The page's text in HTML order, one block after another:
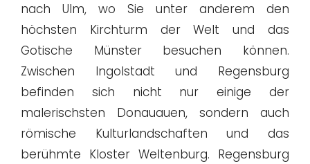
nach Ulm, wo Sie unter anderem den
höchsten Kirchturm der Welt und das
Gotische Münster besuchen können.
Zwischen Ingolstadt und Regensburg
befinden sich nicht nur einige der
malerischsten Donauauen, sondern auch
römische Kulturlandschaften und das
berühmte Kloster Weltenburg. Regensburg